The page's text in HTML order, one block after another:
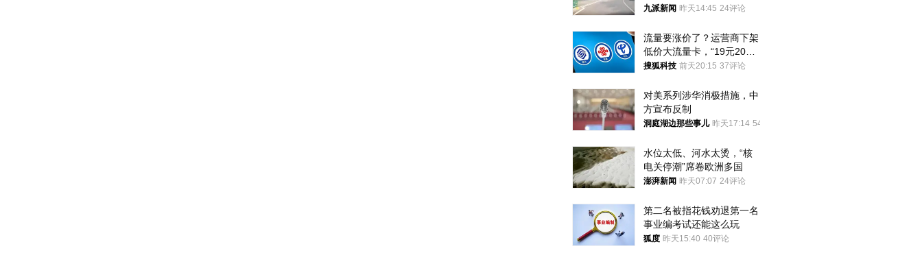
空，消防： 2人已送医，正
九派新闻 昨天14:45 24评论
流量要涨价了？运营商下架
低价大流量卡，“19元200
G”成为历史
搜狐科技 前天20:15 37评论
对美系列涉华消极措施，中
方宣布反制
洞庭湖边那些事儿 昨天17:14 54评论
水位太低、河水太烫，“核
电关停潮”席卷欧洲多国
澎湃新闻 昨天07:07 24评论
第二名被指花钱劝退第一名
事业编考试还能这么玩
狐度 昨天15:40 40评论